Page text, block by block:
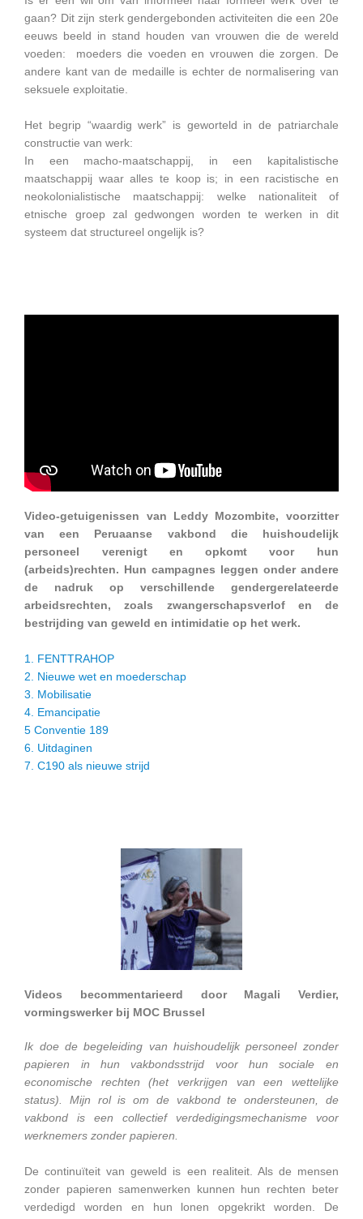
gaan? Dit zijn sterk gendergebonden activiteiten die een 20e
eeuws beeld in stand houden van vrouwen die de wereld
voeden: moeders die voeden en vrouwen die zorgen. De
andere kant van de medaille is echter de normalisering van
seksuele exploitatie.
Het begrip “waardig werk” is geworteld in de patriarchale
constructie van werk:
In een macho-maatschappij, in een kapitalistische
maatschappij waar alles te koop is; in een racistische en
neokolonialistische maatschappij: welke nationaliteit of
etnische groep zal gedwongen worden te werken in dit
systeem dat structureel ongelijk is?
Video-getuigenissen van Leddy Mozombite, voorzitter
van een Peruaanse vakbond die huishoudelijk
personeel verenigt en opkomt voor hun
(arbeids)rechten. Hun campagnes leggen onder andere
de nadruk op verschillende gendergerelateerde
arbeidsrechten, zoals zwangerschapsverlof en de
bestrijding van geweld en intimidatie op het werk.
1. FENTTRAHOP
2. Nieuwe wet en moederschap
3. Mobilisatie
4. Emancipatie
5 Conventie 189
6. Uitdaginen
7. C190 als nieuwe strijd
Videos becommentarieerd door Magali Verdier,
vormingswerker bij MOC Brussel
Ik doe de begeleiding van huishoudelijk personeel zonder
papieren in hun vakbondsstrijd voor hun sociale en
economische rechten (het verkrijgen van een wettelijke
status). Mijn rol is om de vakbond te ondersteunen, de
vakbond is een collectief verdedigingsmechanisme voor
werknemers zonder papieren.
De continuïteit van geweld is een realiteit. Als de mensen
zonder papieren samenwerken kunnen hun rechten beter
verdedigd worden en hun lonen opgekrikt worden. De